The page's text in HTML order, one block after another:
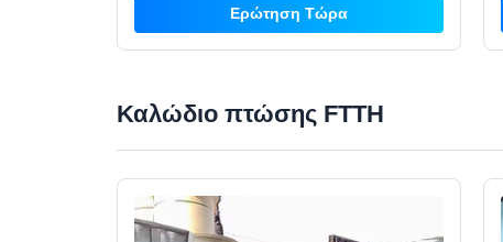
επικοινωνίας δεδομένων
Ερώτηση Τώρα
Καλώδιο πτώσης FTTH